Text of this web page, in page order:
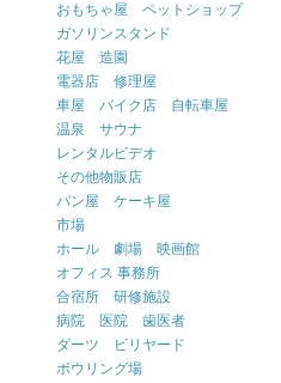
おもちゃ屋 ペットショップ
ガソリンスタンド
花屋 造園
電器店 修理屋
車屋 バイク店 自転車屋
温泉 サウナ
レンタルビデオ
その他物販店
パン屋 ケーキ屋
市場
ホール 劇場 映画館
オフィス 事務所
合宿所 研修施設
病院 医院 歯医者
ダーツ ビリヤード
ボウリング場